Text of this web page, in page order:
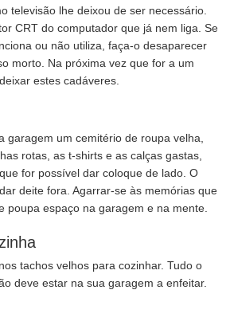
televisão lhe deixou de ser necessário.
CRT do computador que já nem liga. Se
ou não utiliza, faça-o desaparecer
morto. Na próxima vez que for a um
estes cadáveres.
garagem um cemitério de roupa velha,
rotas, as t-shirts e as calças gastas,
for possível dar coloque de lado. O
deite fora. Agarrar-se às memórias que
poupa espaço na garagem e na mente.
tachos velhos para cozinhar. Tudo o
deve estar na sua garagem a enfeitar.